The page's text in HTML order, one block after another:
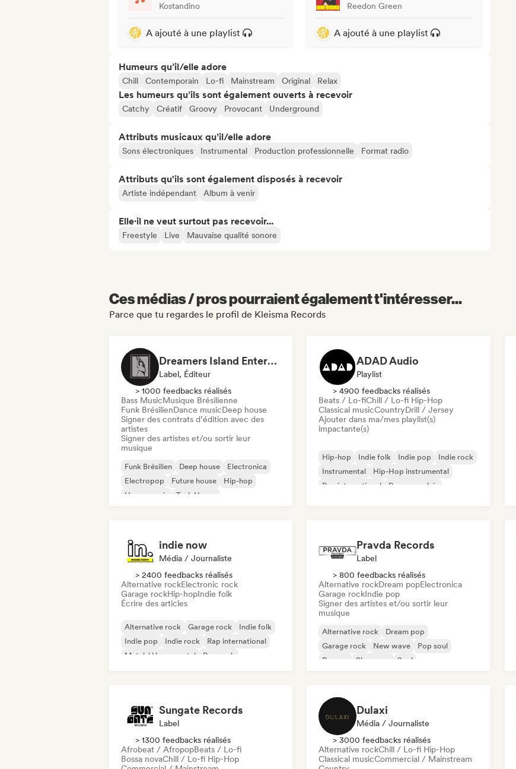
Kostandino
A ajouté à une playlist
Reedon Green
A ajouté à une playlist
Humeurs qu’il/elle adore
Chill Contemporain Lo-fi Mainstream Original Relax
Les humeurs qu’ils sont également ouverts à recevoir
Catchy Créatif Groovy Provocant Underground
Attributs musicaux qu’il/elle adore
Sons électroniques Instrumental Production professionnelle Format radio
Attributs qu'ils sont également disposés à recevoir
Artiste indépendant Album à venir
Elle·il ne veut surtout pas recevoir...
Freestyle Live Mauvaise qualité sonore
Ces médias / pros pourraient également t'intéresser...
Parce que tu regardes le profil de Kleisma Records
Dreamers Island Entertainment
Label, Éditeur
> 1000 feedbacks réalisés
Bass MusicMusique Brésilienne
Funk BrésilienDance musicDeep house
Signer des contrats d’édition avec des
artistes
Signer des artistes et/ou sortir leur
musique
Funk Brésilien Deep house
Electronica
Electropop
Future house
Hip-hop
House music
Tech House
ADAD Audio
Playlist
> 4900 feedbacks réalisés
Beats / Lo-fiChill / Lo-fi Hip-Hop
Classical musicCountryDrill / Jersey
Ajouter dans ma/mes playlist(s)
impactante(s)
Hip-hop Indie folk Indie pop
Indie rock
Instrumental
Hip-Hop instrumental
Rap international
Rap en anglais
indie now
Média / Journaliste
> 2400 feedbacks réalisés
Alternative rockElectronic rock
Garage rockHip-hopIndie folk
Écrire des articles
Alternative rock Garage rock
Indie folk
Indie pop
Indie rock
Rap international
Metal / Heavy metal
Pop rock
Pravda Records
Label
> 800 feedbacks réalisés
Alternative rockDream popElectronica
Garage rockIndie pop
Signer des artistes et/ou sortir leur
musique
Alternative rock
Dream pop
Garage rock
New wave
Pop soul
Reggae
Shoegaze Soul
Sungate Records
Label
> 1300 feedbacks réalisés
Afrobeat / AfropopBeats / Lo-fi
Bossa novaChill / Lo-fi Hip-Hop
Dulaxi
Média / Journaliste
> 3000 feedbacks réalisés
Alternative rockChill / Lo-fi Hip-Hop
Classical musicCommercial / Mainstream